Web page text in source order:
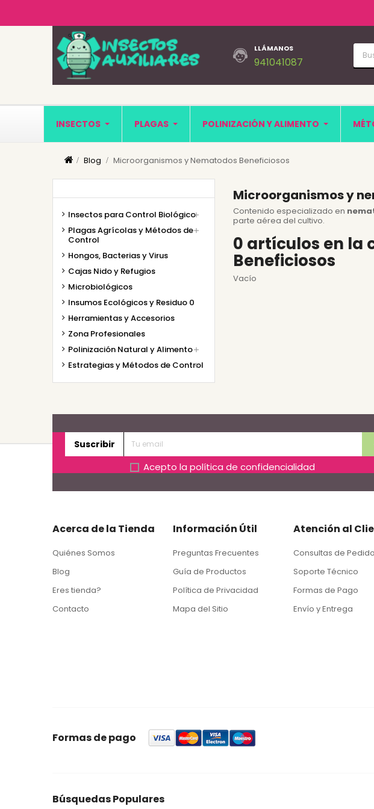
LLÁMANOS
941041087
INSECTOS PLAGAS POLINIZACIÓN Y ALIMENTO
Blog Microorganismos y Nematodos Beneficiosos
Insectos para Control Biológico
Plagas Agrícolas y Métodos de
Control

Hongos, Bacterias y Virus
Cajas Nido y Refugios
Microbiológicos
Insumos Ecológicos y Residuo 0
Herramientas y Accesorios
Zona Profesionales
Polinización Natural y Alimento
Estrategias y Métodos de Control

Microorganismos y
Contenido especializado en
parte aérea del cultivo.
0 artículos en la
Beneficiosos
Vacío
Suscribir
Acepto la política de confidencialidad
Acerca de la Tienda
Quiénes Somos
Blog
Eres tienda?
Contacto
Información Útil
Preguntas Frecuentes
Guía de Productos
Política de Privacidad
Mapa del Sitio
Atención al
Consultas de
Soporte Técnico
Formas de Pago
Envío y Entrega
Formas de pago
Búsquedas Populares